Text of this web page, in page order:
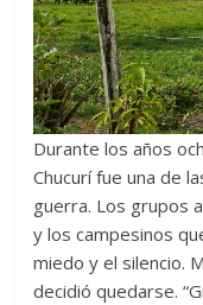
Durante los años
Chucurí fue una de
guerra. Los grupos
y los campesinos
miedo y el silencio.
decidió quedarse.